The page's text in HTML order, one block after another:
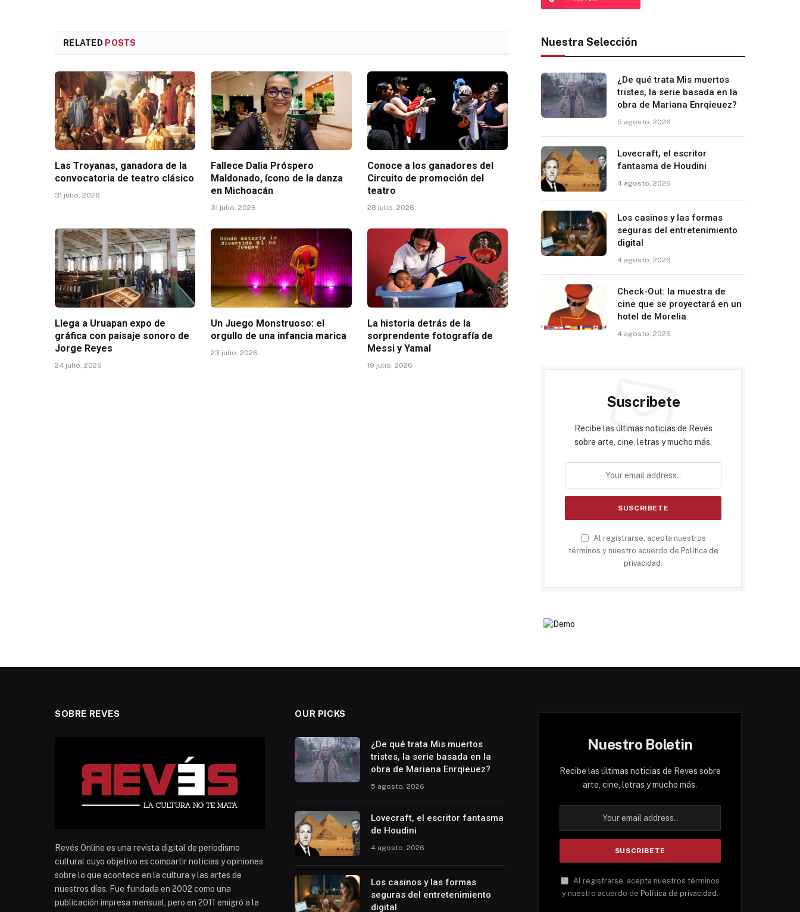
RELATED POSTS
Las Troyanas, ganadora de la
convocatoria de teatro clásico
31 julio, 2026
Fallece Dalia Próspero
Maldonado, ícono de la danza
en Michoacán
31 julio, 2026
Conoce a los ganadores del
Circuito de promoción del
teatro
28 julio, 2026
Llega a Uruapan expo de
gráfica con paisaje sonoro de
Jorge Reyes
24 julio, 2026
Un Juego Monstruoso: el
orgullo de una infancia marica
23 julio, 2026
La historia detrás de la
sorprendente fotografía de
Messi y Yamal
19 julio, 2026
Nuestra Selección
¿De qué trata Mis muertos
tristes, la serie basada en la
obra de Mariana Enrqieuez?
5 agosto, 2026
Lovecraft, el escritor
fantasma de Houdini
4 agosto, 2026
Los casinos y las formas
seguras del entretenimiento
digital
4 agosto, 2026
Check-Out: la muestra de
cine que se proyectará en un
hotel de Morelia
4 agosto, 2026
Suscribete
Recibe las últimas noticias de Reves
sobre arte, cine, letras y mucho más.
Al registrarse, acepta nuestros
términos y nuestro acuerdo de Política de
privacidad
SOBRE REVES
Revés Online es una revista digital de periodismo
cultural cuyo objetivo es compartir noticias y opiniones
sobre lo que acontece en la cultura y las artes de
nuestros días. Fue fundada en 2002 como una
publicación impresa mensual, pero en 2011 emigró a la
OUR PICKS
¿De qué trata Mis muertos
tristes, la serie basada en la
obra de Mariana Enrqieuez?
5 agosto, 2026
Lovecraft, el escritor fantasma
de Houdini
4 agosto, 2026
Los casinos y las formas
seguras del entretenimiento
digital
Nuestro Boletin
Recibe las últimas noticias de Reves sobre
arte, cine, letras y mucho más.
Al registrarse, acepta nuestros términos
y nuestro acuerdo de Política de privacidad